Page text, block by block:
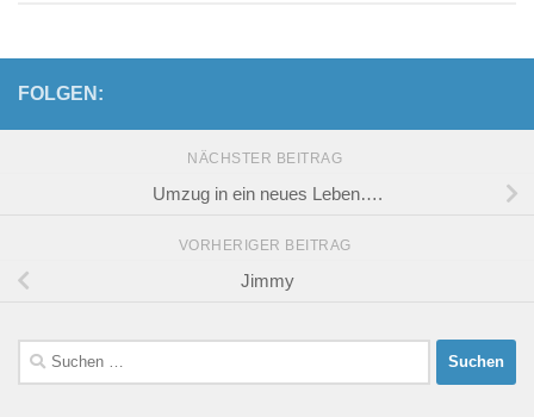
FOLGEN:
NÄCHSTER BEITRAG
Umzug in ein neues Leben….
VORHERIGER BEITRAG
Jimmy
Suchen
nach: